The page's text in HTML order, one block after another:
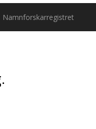
Namnforskarregistret